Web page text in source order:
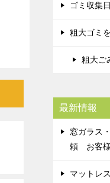
ゴミ収集日
粗大ゴミ
粗大ご
最新情報
窓ガラス
頼 お客
マットレ